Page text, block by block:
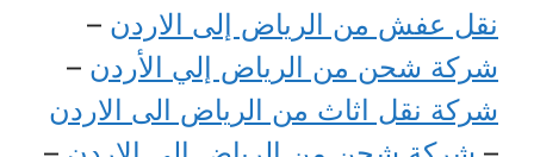
نقل عفش من الرياض إلى الاردن –
شركة شحن من الرياض إلي الأردن –
شركة نقل اثاث من الرياض الى الاردن